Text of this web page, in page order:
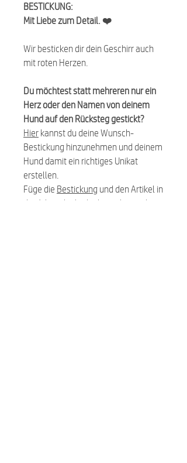
BESTICKUNG:
Mit Liebe zum Detail. ❤️
Wir besticken dir dein Geschirr auch
mit roten Herzen.
Du möchtest statt mehreren nur ein
Herz oder den Namen von deinem
Hund auf den Rücksteg gestickt?
Hier kannst du deine Wunsch-
Bestickung hinzunehmen und deinem
Hund damit ein richtiges Unikat
erstellen.
Füge die Bestickung und den Artikel in
den Warenkorb, der bestickt werden